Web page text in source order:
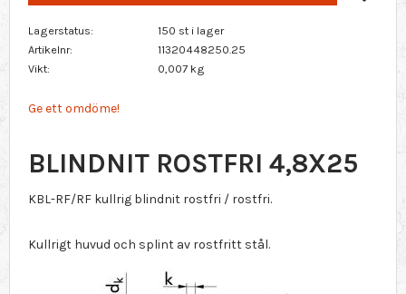
Lagerstatus
150 st i lager
Artikelnr
11320448250.25
Vikt
0,007 kg
Ge ett omdöme!
BLINDNIT ROSTFRI 4,8X25
KBL-RF/RF kullrig blindnit rostfri / rostfri.
Kullrigt huvud och splint av rostfritt stål.